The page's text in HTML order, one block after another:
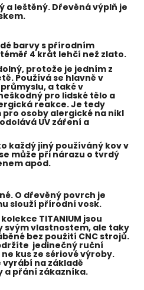
a leštěný. Dřevěná výplň je
barvy s přírodním
4 krát lehčí než zlato.
protože je jedním z
Používá se hlavně v
a také v
pro lidské tělo a
reakce. Je tedy
osoby alergické na nikl
UV záření a
každý jiný používáný kov v
může při nárazu o tvrdý
apod.
O dřevěný povrch je
slouží přírodní vosk.
TITANIUM jsou
svým vlastnostem, ale taky
bez použití CNC strojů.
jedinečný ruční
kus ze sériové výroby.
vyrábí na základě
a přání zákazníka.